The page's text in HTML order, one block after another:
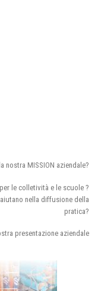
MISSION aziendale?
le colletività e le scuole ?
nella diffusione della
pratica?
presentazione aziendale